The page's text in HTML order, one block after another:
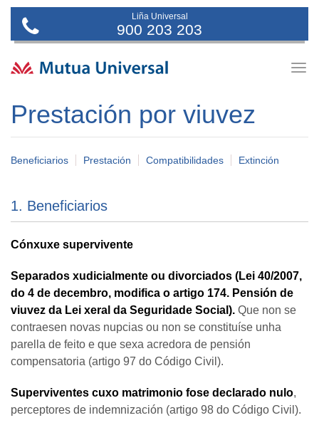
Liña Universal
900 203 203
Prestación por viuvez
Beneficiarios Prestación Compatibilidades Extinción
1. Beneficiarios
Cónxuxe supervivente
Separados xudicialmente ou divorciados (Lei 40/2007,
do 4 de decembro, modifica o artigo 174. Pensión de
viuvez da Lei xeral da Seguridade Social). Que non se
contraesen novas nupcias ou non se constituíse unha
parella de feito e que sexa acredora de pensión
compensatoria (artigo 97 do Código Civil).
Superviventes cuxo matrimonio fose declarado nulo,
perceptores de indemnización (artigo 98 do Código Civil).